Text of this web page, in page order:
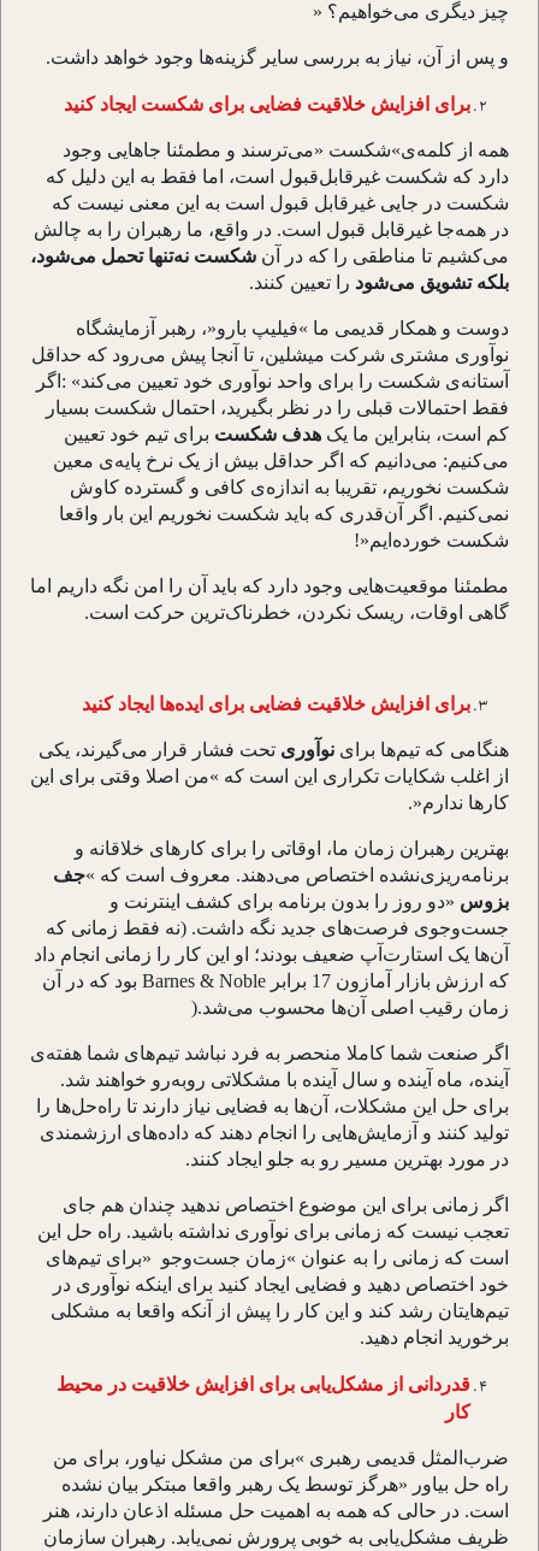
چیز دیگری میخواهیم؟ »
و پس از آن، نیاز به بررسی سایر گزینهها وجود خواهد داشت.
برای افزایش خلاقیت فضایی برای شکست ایجاد کنید
همه از کلمهی«شکست »میترسند و مطمئنا جاهایی وجود
دارد که شکست غیرقابلقبول است، اما فقط به این دلیل که
شکست در جایی غیرقابل قبول است به این معنی نیست که
در همهجا غیرقابل قبول است. در واقع، ما رهبران را به چالش
میکشیم تا مناطقی را که در آن شکست نهتنها تحمل میشود،
بلکه تشویق میشود را تعیین کنند.
دوست و همکار قدیمی ما «فیلیپ بارو»، رهبر آزمایشگاه
نوآوری مشتری شرکت میشلین، تا آنجا پیش میرود که حداقل
آستانهی شکست را برای واحد نوآوری خود تعیین میکند: « اگر
فقط احتمالات قبلی را در نظر بگیرید، احتمال شکست بسیار
کم است، بنابراین ما یک هدف شکست برای تیم خود تعیین
میکنیم: میدانیم که اگر حداقل بیش از یک نرخ پایهی معین
شکست نخوریم، تقریبا به اندازهی کافی و گسترده کاوش
نمیکنیم. اگر آنقدری که باید شکست نخوریم این بار واقعا
شکست خورده ایم!»
مطمئنا موقعیتهایی وجود دارد که باید آن را امن نگه داریم اما
گاهی اوقات، ریسک نکردن، خطرناکترین حرکت است.
برای افزایش خلاقیت فضایی برای ایدهها ایجاد کنید
هنگامی که تیمها برای نوآوری تحت فشار قرار میگیرند، یکی
از اغلب شکایات تکراری این است که «من اصلا وقتی برای این
کارها ندارم.»
بهترین رهبران زمان ما، اوقاتی را برای کارهای خلاقانه و
برنامهریزینشده اختصاص میدهند. معروف است که «جف
بزوس »دو روز را بدون برنامه برای کشف اینترنت و
جستوجوی فرصتهای جدید نگه داشت. (نه فقط زمانی که
آنها یک استارت آپ ضعیف بودند؛ او این کار را زمانی انجام داد
که ارزش بازار آمازون 17 برابر
Barnes & Noble بود که در آن
زمان رقیب اصلی آنها محسوب میشد).
اگر صنعت شما کاملا منحصر به فرد نباشد تیمهای شما هفتهی
آینده، ماه آینده و سال آینده با مشکلاتی روبهرو خواهند شد.
برای حل این مشکلات، آنها به فضایی نیاز دارند تا راهحلها را
تولید کنند و آزمایشهایی را انجام دهند که دادههای ارزشمندی
در مورد بهترین مسیر رو به جلو ایجاد کنند.
اگر زمانی برای این موضوع اختصاص ندهید چندان هم جای
تعجب نیست که زمانی برای نوآوری نداشته باشید. راه حل این
است که زمانی را به عنوان «زمان جستوجو »برای تیمهای
خود اختصاص دهید و فضایی ایجاد کنید برای اینکه نوآوری در
تیمهایتان رشد کند و این کار را پیش از آنکه واقعا به مشکلی
برخورید انجام دهید.
قدردانی از مشکلیابی برای افزایش خلاقیت در محیط
کار
ضرب المثل قدیمی رهبری «برای من مشکل نیاور، برای من
راه حل بیاور »هرگز توسط یک رهبر واقعا مبتکر بیان نشده
است. در حالی که همه به اهمیت حل مسئله اذعان دارند، هنر
ظریف مشکلیابی به خوبی پرورش نمییابد. رهبران سازمان